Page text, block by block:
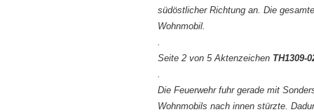
südöstlicher Richtung an. Die
Wohnmobil.
.
Seite 2 von 5 Aktenzeichen TH1309-
.
Die Feuerwehr fuhr gerade mit
Wohnmobils nach innen stürzte.